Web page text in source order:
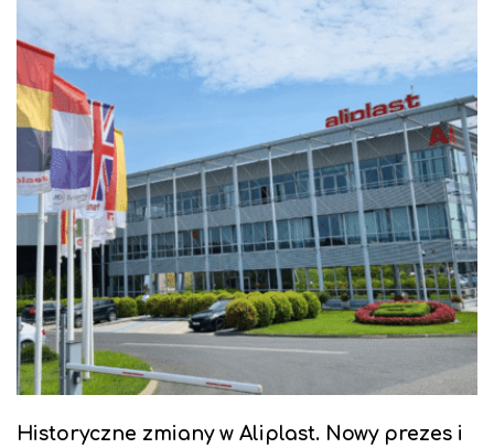
Historyczne zmiany w Aliplast. Nowy prezes i